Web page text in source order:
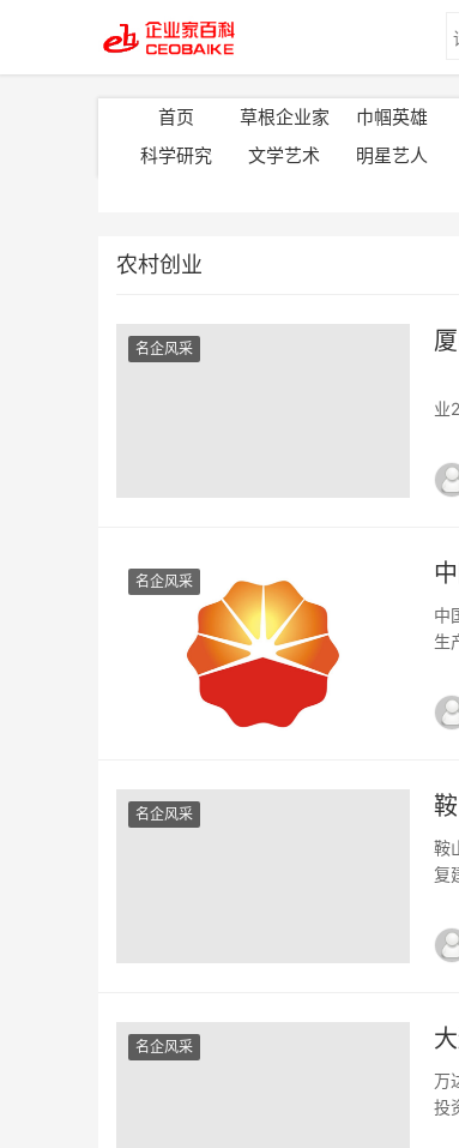
首页 草根企业家 巾帼英雄
科学研究
文学艺术 明星艺人
农村创业
名企风采
业
资
名企风采
中
生
的
名企风采
鞍
复
钢
名企风采
万
投